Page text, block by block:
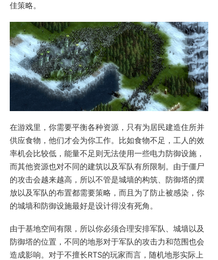
佳策略。
在游戏里，你需要平衡各种资源，只有为居民建造住所并
供应食物，他们才会为你工作。比如食物不足，工人的效
率机会比较低，能量不足则无法使用一些电力防御设施，
而其他资源也对不同的建筑以及军队有所限制。由于僵尸
的攻击会越来越高，所以不管是城墙的构筑、防御塔的摆
放以及军队的布置都需要策略，而且为了防止被感染，你
的城墙和防御设施最好是设计得没有死角。
由于基地空间有限，所以你必须合理安排军队、城墙以及
防御塔的位置，不同的地形对于军队的攻击力和范围也会
造成影响。对于不擅长RTS的玩家而言，随机地形实际上